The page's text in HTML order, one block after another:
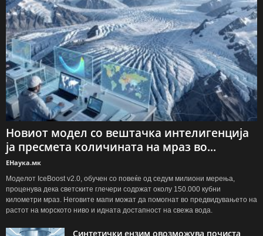
Новиот модел со вештачка интелигенција
ја пресмета количината на мраз во...
ЕНаука.мк
Моделот IceBoost v2.0, обучен со повеќе од седум милиони мерења,
проценува дека светските глечери содржат околу 150.000 кубни
километри мраз. Неговите мапи можат да помогнат во предвидувањето на
растот на морското ниво и идната достапност на свежа вода.
Синтетички ензим овозможува почиста